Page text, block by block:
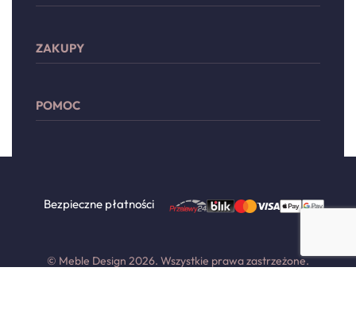
Drzwi
Dodatki
ZAKUPY
POMOC
Kontakt
Bezpieczne płatności
© Meble Design 2026. Wszystkie prawa zastrzeżone.